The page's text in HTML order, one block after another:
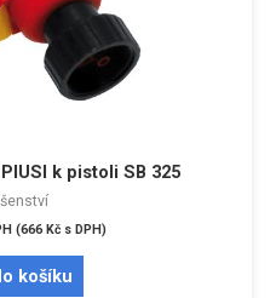
k pistoli SB 325
(666 Kč s DPH)
košíku